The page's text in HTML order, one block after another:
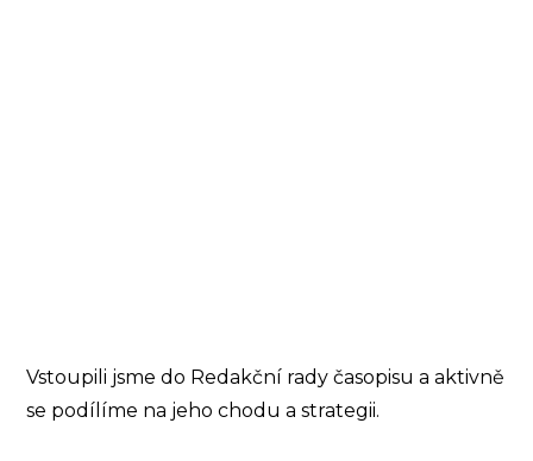
Vstoupili jsme do Redakční rady časopisu a aktivně
se podílíme na jeho chodu a strategii.